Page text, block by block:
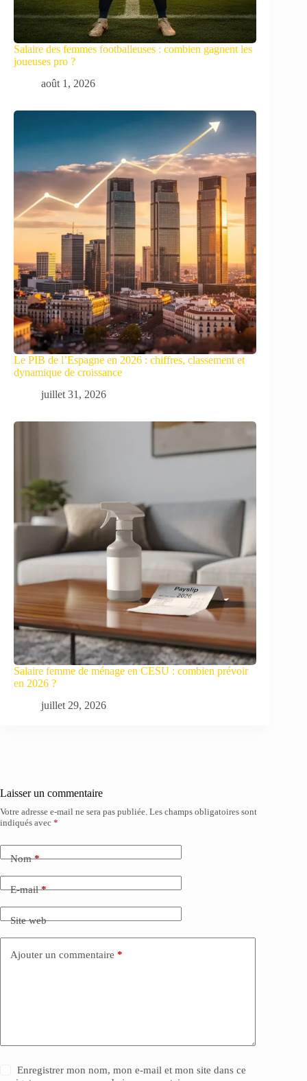
Salaire des femmes footballeuses : combien gagnent les
joueuses pro ?
août 1, 2026
Le PIB de l’Espagne en 2026 : chiffres, classement et
dynamique de croissance
juillet 31, 2026
Salaire femme de ménage en CESU : combien prévoir
en 2026 ?
juillet 29, 2026
Laisser un commentaire
Votre adresse e-mail ne sera pas publiée. Les champs obligatoires sont
indiqués avec *
Nom*
E-mail*
Site web
Ajouter un commentaire *
Enregistrer mon nom, mon e-mail et mon site dans ce